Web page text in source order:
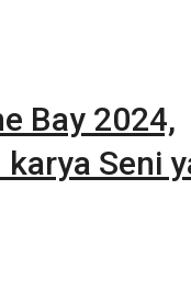
Bay 2024,
Seni